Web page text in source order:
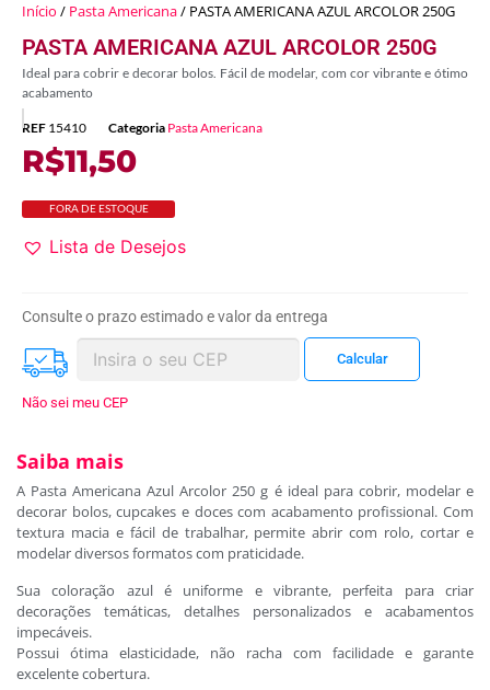
Início / Pasta Americana/ PASTA AMERICANA AZUL ARCOLOR 250G
PASTA AMERICANA AZUL ARCOLOR 250G
Ideal para cobrir e decorar bolos. Fácil de modelar, com cor vibrante e ótimo
acabamento
REF 15410 Categoria Pasta Americana
R$11,50
FORA DE ESTOQUE
Lista de Desejos
Consulte o prazo estimado e valor da entrega
Não sei meu CEP
Saiba mais
A Pasta Americana Azul Arcolor 250 g é ideal para cobrir, modelar e
decorar bolos, cupcakes e doces com acabamento profissional. Com
textura macia e fácil de trabalhar, permite abrir com rolo, cortar e
modelar diversos formatos com praticidade.
Sua coloração azul é uniforme e vibrante, perfeita para criar
decorações temáticas, detalhes personalizados e acabamentos
impecáveis.
Possui ótima elasticidade, não racha com facilidade e garante
excelente cobertura.